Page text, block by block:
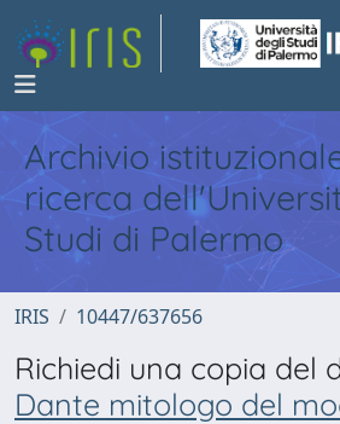
Archivio
ricerca
Studi di Palermo
IRIS 10447/637656
Richiedi una copia del
Dante mitologo del